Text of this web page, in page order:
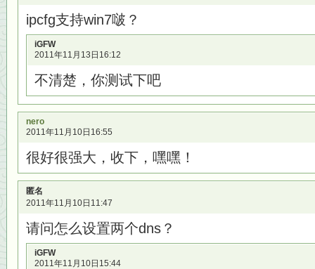
ipcfg支持win7啵？
iGFW
2011年11月13日16:12
不清楚，你测试下吧
nero
2011年11月10日16:55
很好很强大，收下，嘿嘿！
匿名
2011年11月10日11:47
请问怎么设置两个dns？
iGFW
2011年11月10日15:44